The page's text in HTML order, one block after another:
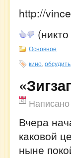
http://
Основное
кино обсудить
Вчера
каковой
ныне